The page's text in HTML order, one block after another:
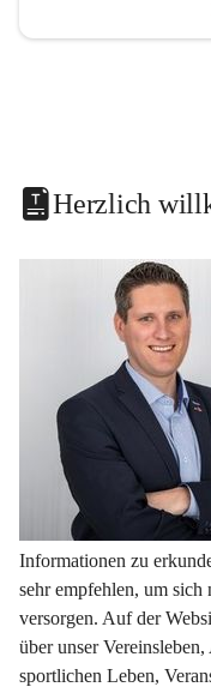
Herzlich
Informationen zu
sehr empfehlen, um
versorgen. Auf der
über unser
sportlichen Leben,